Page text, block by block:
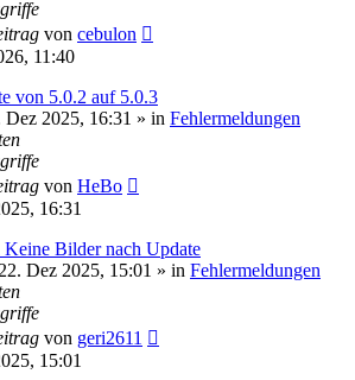
von cebulon
11:40
von 5.0.2 auf 5.0.3
Dez 2025, 16:31 » in Fehlermeldungen
von HeBo
16:31
Keine Bilder nach Update
22. Dez 2025, 15:01 » in Fehlermeldungen
von geri2611
15:01